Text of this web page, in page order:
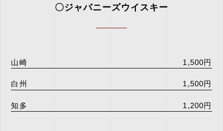
〇ジャパニーズウイスキー
山崎 1,500円
白州 1,500円
知多 1,200円